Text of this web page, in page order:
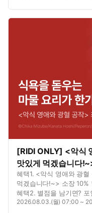
[RIDI ONLY] <악식
맛있게 먹겠습니다
혜택1. <악식 영애와 광
먹겠습니다!~> 소장 10%
혜택2. 별점을 남기면? 포
2026.08.03.(월) 07:00 ~